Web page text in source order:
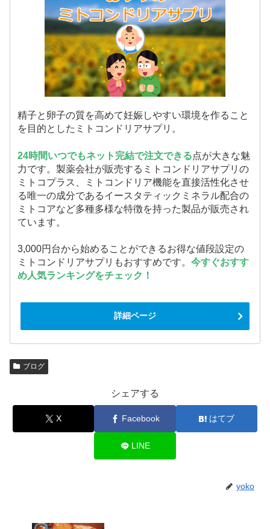
精子と卵子の質を高めて妊娠しやすい環境を作ること
を目的としたミトコンドリアサプリ。
24時間いつでもネット完結で注文できる点が大きな魅
力です。製薬会社が販売するミトコンドリアサプリの
ミトコプラス、ミトコンドリア機能を直接活性化させ
る唯一の成分であるイースタティックミネラル配合の
ミトコアなど多種多様な特徴を持った製品が販売され
ています。
3,000円台から始めることができるお得な値段設定の
ミトコンドリアサプリもおすすめです。今すぐおすす
め人気ランキングをチェック！
詳細ページ
ブログ
シェアする
X Facebook はてブ
LINE
yoko